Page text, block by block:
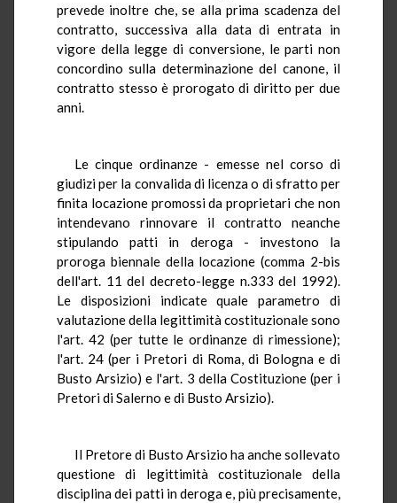
prevede inoltre che, se alla prima scadenza del
contratto, successiva alla data di entrata in
vigore della legge di conversione, le parti non
concordino sulla determinazione del canone, il
contratto stesso è prorogato di diritto per due
anni.
Le cinque ordinanze - emesse nel corso di
giudizi per la convalida di licenza o di sfratto per
finita locazione promossi da proprietari che non
intendevano rinnovare il contratto neanche
stipulando patti in deroga - investono la
proroga biennale della locazione (comma 2-bis
dell'art. 11 del decreto-legge n.333 del 1992).
Le disposizioni indicate quale parametro di
valutazione della legittimità costituzionale sono
l'art. 42 (per tutte le ordinanze di rimessione);
l'art. 24 (per i Pretori di Roma, di Bologna e di
Busto Arsizio) e l'art. 3 della Costituzione (per i
Pretori di Salerno e di Busto Arsizio).
Il Pretore di Busto Arsizio ha anche sollevato
questione di legittimità costituzionale della
disciplina dei patti in deroga e, più precisamente,